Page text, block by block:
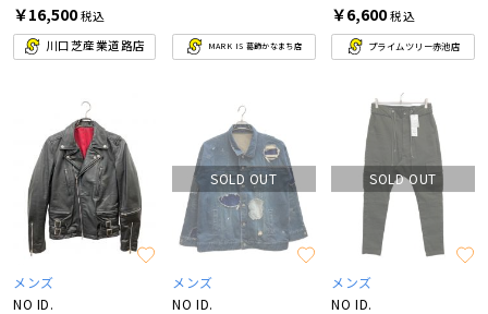
￥16,500税込
川口芝産業道路店
MARK IS 葛飾かなまち店
￥6,600税込
プライムツリー赤池店
メンズ
NO ID.
SOLD OUT
メンズ
NO ID.
SOLD OUT
メンズ
NO ID.